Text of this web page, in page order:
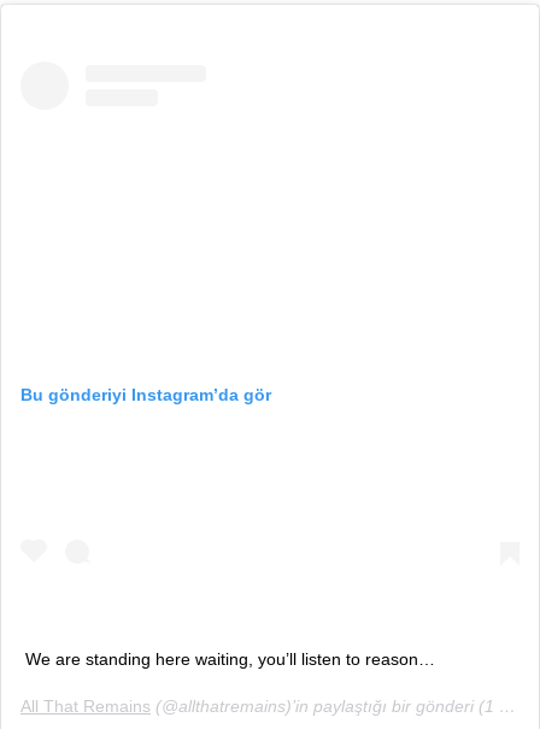
Bu gönderiyi Instagram’da gör
We are standing here waiting, you’ll listen to reason…
All That Remains (@allthatremains)’in paylaştığı bir gönderi (1 Eyl, 2018, 7:22öö PDT